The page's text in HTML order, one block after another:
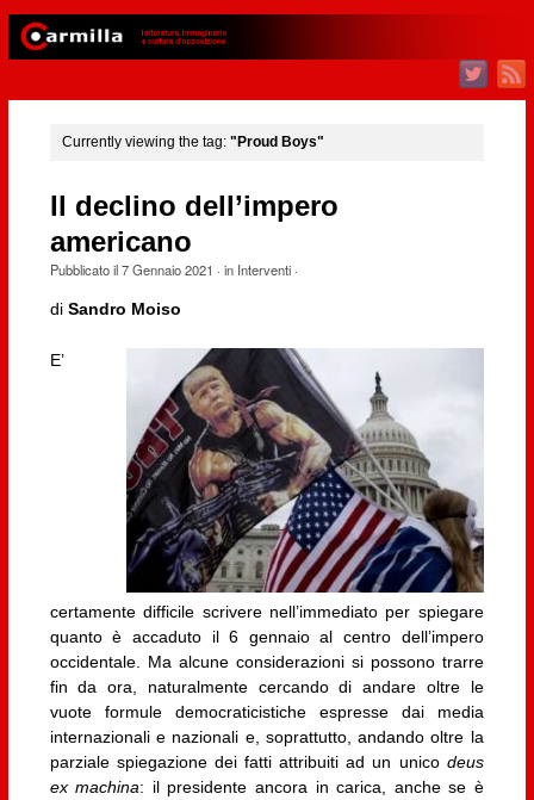
Currently viewing the tag: "Proud Boys"
Il declino dell’impero
americano
Pubblicato il7 Gennaio 2021 · in Interventi·
di Sandro Moiso
E’
certamente difficile scrivere nell’immediato per spiegare
quanto è accaduto il 6 gennaio al centro dell’impero
occidentale. Ma alcune considerazioni si possono trarre
fin da ora, naturalmente cercando di andare oltre le
vuote formule democraticistiche espresse dai media
internazionali e nazionali e, soprattutto, andando oltre la
parziale spiegazione dei fatti attribuiti ad un unico deus
ex machina: il presidente ancora in carica, anche se è